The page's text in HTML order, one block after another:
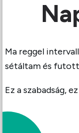
Ma reggel
sétáltam és
Ez a szabadság,